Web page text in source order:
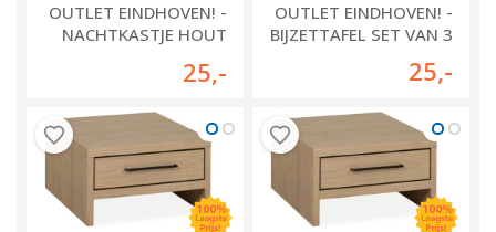
OUTLET EINDHOVEN! -
NACHTKASTJE HOUT
25,-
OUTLET EINDHOVEN! -
BIJZETTAFEL SET VAN 3
25,-